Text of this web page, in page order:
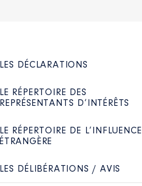
LES DÉCLARATIONS
LE RÉPERTOIRE DES
REPRÉSENTANTS D’INTÉRÊTS
LE RÉPERTOIRE DE L’INFLUENCE
ÉTRANGÈRE
LES DÉLIBÉRATIONS / AVIS